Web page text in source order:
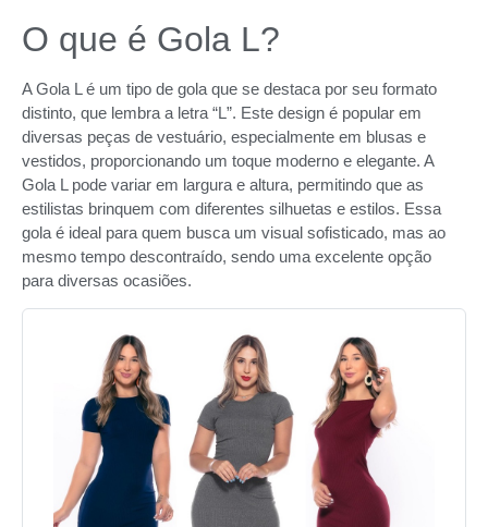
O que é Gola L?
A Gola L é um tipo de gola que se destaca por seu formato
distinto, que lembra a letra “L”. Este design é popular em
diversas peças de vestuário, especialmente em blusas e
vestidos, proporcionando um toque moderno e elegante. A
Gola L pode variar em largura e altura, permitindo que as
estilistas brinquem com diferentes silhuetas e estilos. Essa
gola é ideal para quem busca um visual sofisticado, mas ao
mesmo tempo descontraído, sendo uma excelente opção
para diversas ocasiões.